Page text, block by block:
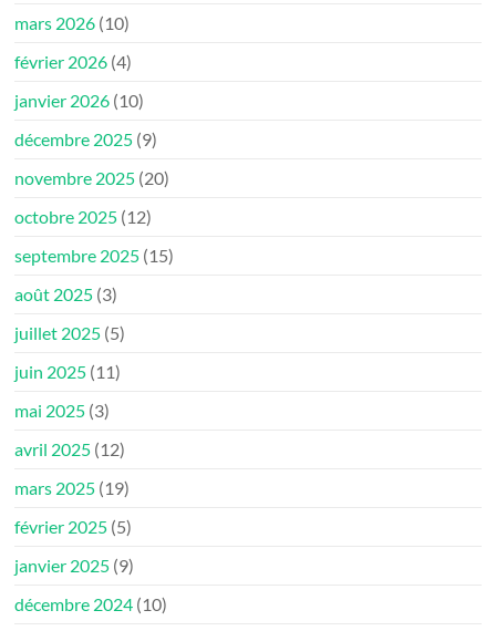
mars 2026 (10)
février 2026 (4)
janvier 2026 (10)
décembre 2025 (9)
novembre 2025 (20)
octobre 2025 (12)
septembre 2025 (15)
août 2025 (3)
juillet 2025 (5)
juin 2025 (11)
mai 2025 (3)
avril 2025 (12)
mars 2025 (19)
février 2025 (5)
janvier 2025 (9)
décembre 2024 (10)